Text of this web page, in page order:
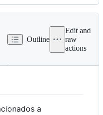
History
Outline
Edit and
raw
actions
a